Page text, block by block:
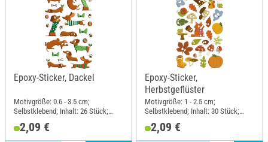
Epoxy-Sticker, Dackel
Motivgröße: 0.6 - 3.5 cm;
Selbstklebend; Inhalt: 26 Stück;
Material: Kunstharz
2,09 €
Epoxy-Sticker,
Herbstgeflüster
Motivgröße: 1 - 2.5 cm;
Selbstklebend; Inhalt: 30 Stück;
Material: Kunstharz
2,09 €